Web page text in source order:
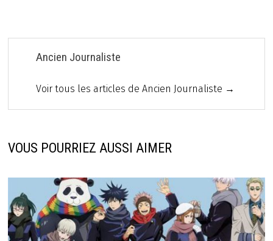
Ancien Journaliste
Voir tous les articles de Ancien Journaliste →
VOUS POURRIEZ AUSSI AIMER